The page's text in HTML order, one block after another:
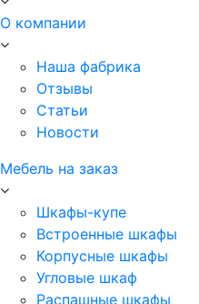
О компании
Наша фабрика
Отзывы
Статьи
Новости
Мебель на заказ
Шкафы-купе
Встроенные шкафы
Корпусные шкафы
Угловые шкаф
Распашные шкафы